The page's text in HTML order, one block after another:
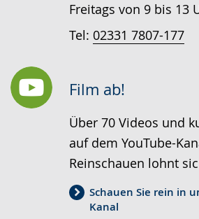
Freitags von 9 bis 13
Tel: 02331 7807-177
Film ab!
Über 70 Videos und
auf dem YouTube-
Reinschauen lohnt
Schauen Sie rein in
Kanal